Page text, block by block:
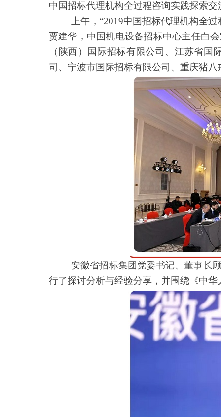
中国招标代理机构全过程咨询实践探索
上午，“2019中国招标代理机构全
贾建华，中国机电设备招标中心主任白
（陕西）国际招标有限公司、江苏省
司、宁波市国际招标有限公司、重庆猪
安徽省招标集团党委书记、董事长
行了探讨分析与经验分享，并围绕《中